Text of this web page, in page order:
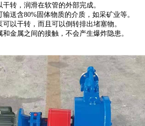
转，润滑在软管的外部完成。
输送含80%固体物质的介质，如采矿业等。
以干转，而且可以倒转排出堵塞物。
金属之间的接触，不会产生爆炸隐患。